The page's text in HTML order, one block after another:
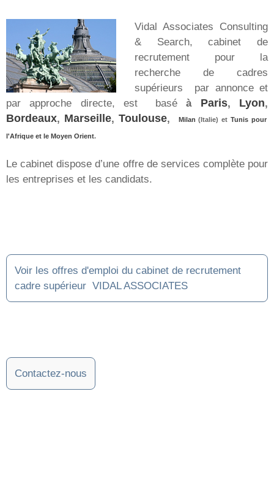
Vidal Associates Consulting
& Search, cabinet de
recrutement pour la
recherche de cadres
supérieurs par annonce et
par approche directe, est baséà Paris, Lyon,
Bordeaux, Marseille, Toulouse, Milan (Italie) etTunis pour
l'Afrique et le Moyen Orient.
Le cabinet dispose d’une offre de services complète pour
les entreprises et les candidats.
Voir les offres d'emploi du cabinet de recrutement
cadre supérieur VIDAL ASSOCIATES
Contactez-nous